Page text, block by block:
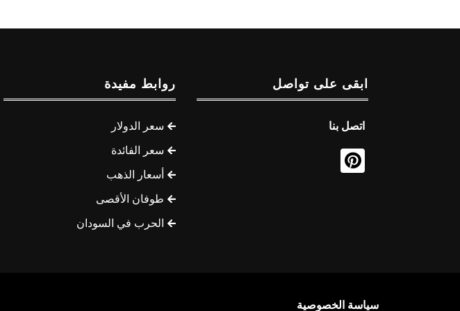
ابقى على تواصل
اتصل بنا
روابط مفيدة
سعر الدولار
سعر الفائدة
أسعار الذهب
طوفان الأقصى
الحرب في السودان
سياسة الخصوصية